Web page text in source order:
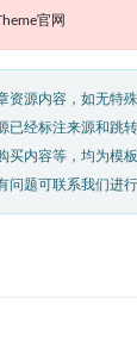
官网
资源内容，如无特
已经标注来源和跳
买内容等，均为模
问题可联系我们进行